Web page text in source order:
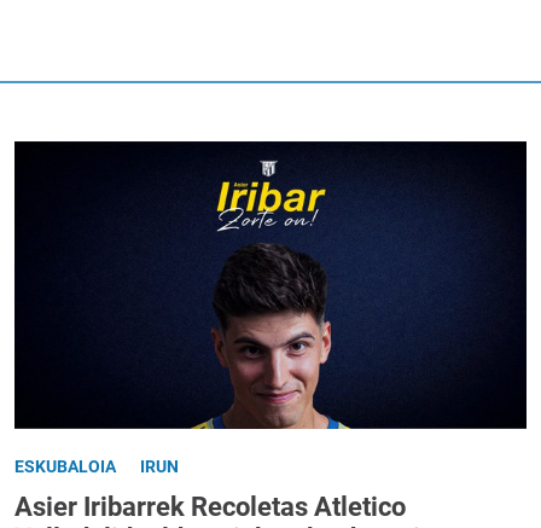
ESKUBALOIA IRUN
Asier Iribarrek Recoletas Atletico